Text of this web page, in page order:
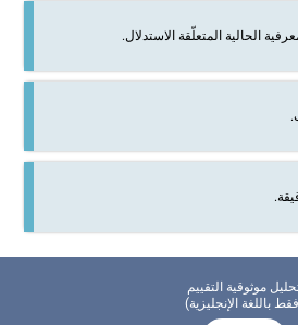
الحالية المتعلّقة الاستدلال.
موثوقية التقييم
باللغة الإنجليزية)